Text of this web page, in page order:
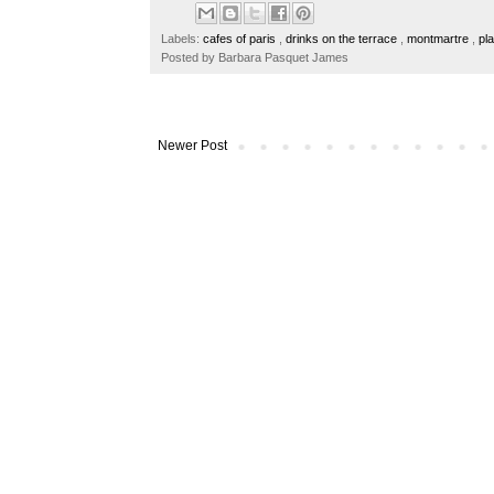
o
o
k
t
r
r
e
s
e
Labels: cafes of paris drinks on the terrace montmartre
Posted by Barbara Pasquet James
Newer Post